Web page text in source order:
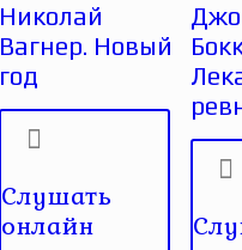
Николай
Вагнер. Новый
год
Слушать
онлайн